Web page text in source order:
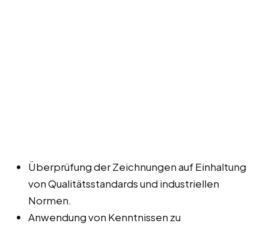
Überprüfung der Zeichnungen auf Einhaltung
von Qualitätsstandards und industriellen
Normen.
Anwendung von Kenntnissen zu